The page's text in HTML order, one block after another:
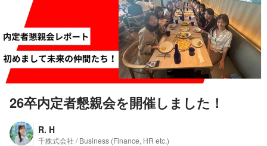
26卒内定者懇親会を開催しました！
R. H
千株式会社 / Business (Finance, HR etc.)